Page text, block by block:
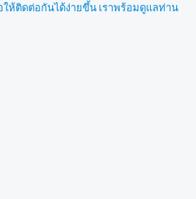
ให้ติดต่อกันได้ง่ายขึ้น เราพร้อมดูแลท่าน